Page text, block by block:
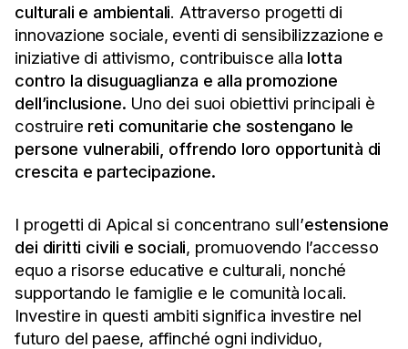
culturali e ambientali. Attraverso progetti di
innovazione sociale, eventi di sensibilizzazione e
iniziative di attivismo, contribuisce alla lotta
contro la disuguaglianza e alla promozione
dell’inclusione. Uno dei suoi obiettivi principali è
costruire reti comunitarie che sostengano le
persone vulnerabili, offrendo loro opportunità di
crescita e partecipazione.
I progetti di Apical si concentrano sull’estensione
dei diritti civili e sociali, promuovendo l’accesso
equo a risorse educative e culturali, nonché
supportando le famiglie e le comunità locali.
Investire in questi ambiti significa investire nel
futuro del paese, affinché ogni individuo,